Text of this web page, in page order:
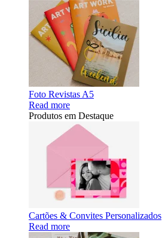
Foto Revistas A5
Read more
Produtos em Destaque
Cartões & Convites Personalizados
Read more